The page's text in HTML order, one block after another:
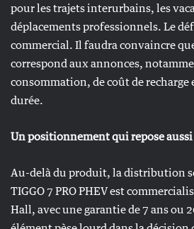
pour les trajets interurbains, les
déplacements professionnels. Le
commercial. Il faudra convaincre
correspond aux annonces,
consommation, de coût de recharge
durée.
Un positionnement qui repose aussi
Au-delà du produit, la distribution
TIGGO 7 PRO PHEV est
Hall, avec une garantie de 7 ans ou